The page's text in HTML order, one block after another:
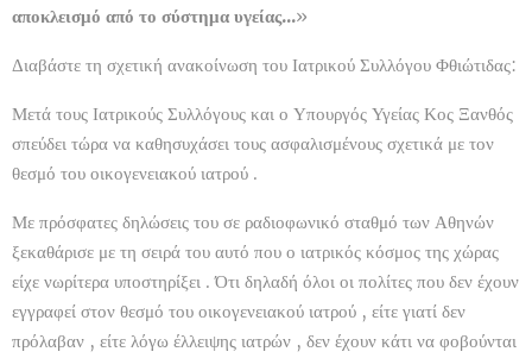
αποκλεισμό από το σύστημα υγείας...»
Διαβάστε τη σχετική ανακοίνωση του Ιατρικού Συλλόγου Φθιώτιδας:
Μετά τους Ιατρικούς Συλλόγους και ο Υπουργός Υγείας Κος Ξανθός
σπεύδει τώρα να καθησυχάσει τους ασφαλισμένους σχετικά με τον
θεσμό του οικογενειακού ιατρού .
Με πρόσφατες δηλώσεις του σε ραδιοφωνικό σταθμό των Αθηνών
ξεκαθάρισε με τη σειρά του αυτό που ο ιατρικός κόσμος της χώρας
είχε νωρίτερα υποστηρίξει . Ότι δηλαδή όλοι οι πολίτες που δεν έχουν
εγγραφεί στον θεσμό του οικογενειακού ιατρού , είτε γιατί δεν
πρόλαβαν , είτε λόγω έλλειψης ιατρών , δεν έχουν κάτι να φοβούνται